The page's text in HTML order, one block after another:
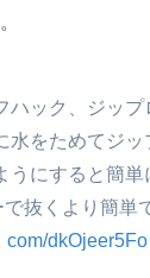
ハック、ジッ
水をためてジッ
うにすると簡
抜くより簡単
com/dkOjeer5Fo